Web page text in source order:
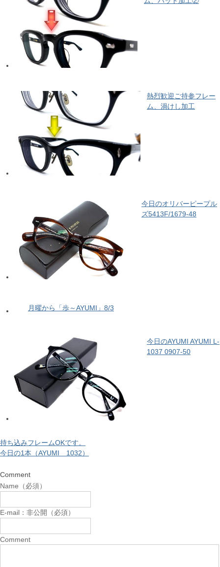
熱烈歓迎ご持参フレー
ム、渦けし加工
今日のオリバーピープル
ズ5413F/1679-48
月曜から「歩～AYUMI」8/3
今日のAYUMI AYUMI L-
1037 0907-50
持ち込みフレームOKです。
今日の1本（AYUMI 1032）
Comment
Name（必須）
E-mail：非公開（必須）
Comment